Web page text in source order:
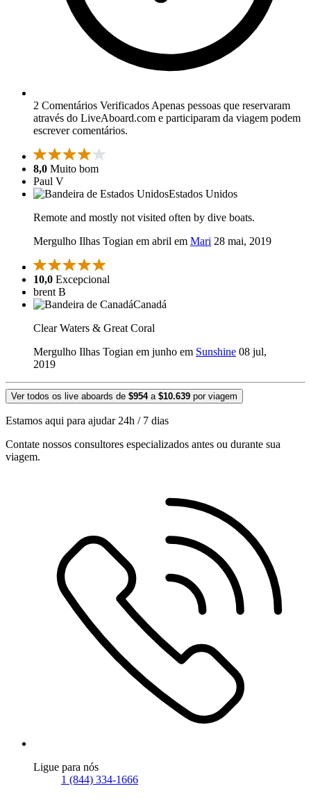
2 Comentários Verificados Apenas pessoas que reservaram
através do LiveAboard.com e participaram da viagem podem
escrever comentários.
8,0 Muito bom
Paul V
Estados Unidos
Remote and mostly not visited often by dive boats.
Mergulho Ilhas Togian em abril em Mari 28 mai, 2019
10,0 Excepcional
brent B
Canadá
Clear Waters & Great Coral
Mergulho Ilhas Togian em junho em Sunshine 08 jul,
2019
Ver todos os live aboards de $954a $10.639 por viagem
Estamos aqui para ajudar 24h / 7 dias
Contate nossos consultores especializados antes ou durante sua
viagem.
Ligue para nós
1 (844) 334-1666